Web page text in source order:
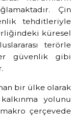
Çin
tehditleriyle
küresel
terörle
güvenlik gibi
bir ülke olarak
yolunu
çerçevede